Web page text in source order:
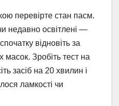
перевірте стан пасм.
недавно освітлені —
відновіть за
масок. Зробіть тест на
засіб на 20 хвилин і
ламкості чи